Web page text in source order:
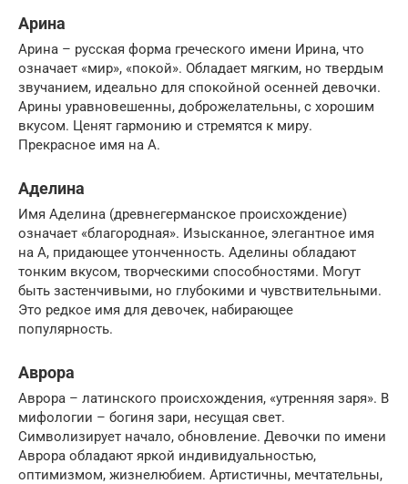
Арина
Арина – русская форма греческого имени Ирина, что
означает «мир», «покой». Обладает мягким, но твердым
звучанием, идеально для спокойной осенней девочки.
Арины уравновешенны, доброжелательны, с хорошим
вкусом. Ценят гармонию и стремятся к миру.
Прекрасное имя на А.
Аделина
Имя Аделина (древнегерманское происхождение)
означает «благородная». Изысканное, элегантное имя
на А, придающее утонченность. Аделины обладают
тонким вкусом, творческими способностями. Могут
быть застенчивыми, но глубокими и чувствительными.
Это редкое имя для девочек, набирающее
популярность.
Аврора
Аврора – латинского происхождения, «утренняя заря». В
мифологии – богиня зари, несущая свет.
Символизирует начало, обновление. Девочки по имени
Аврора обладают яркой индивидуальностью,
оптимизмом, жизнелюбием. Артистичны, мечтательны,